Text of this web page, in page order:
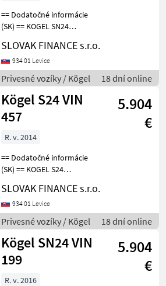
== Dodatočné informácie
(SK) == KOGEL SN24
05/2016, kotúčové brzdy,
zdvíhacia náprava,
neprezerateľná plachta,
vnútorná výška 3m,
mechan
SLOVAK FINANCE s.r.o.
934 01 Levice
Privesné vozíky / Kögel 18 dní online
Kögel S24 VIN
457
5.904
€
R. v. 2014
== Dodatočné informácie
(SK) == KOGEL S24
01/2015, kotúčové brzdy,
zdvíhacia náprava, na
vzduchu, vnútorná výška
3m, váha: 6.602 kg, 39.
SLOVAK FINANCE s.r.o.
934 01 Levice
Privesné vozíky / Kögel 18 dní online
Kögel SN24 VIN
199
5.904
€
R. v. 2016